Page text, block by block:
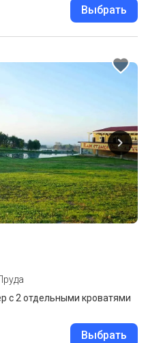
Выбрать
с 2 отдельными кроватями
Выбрать